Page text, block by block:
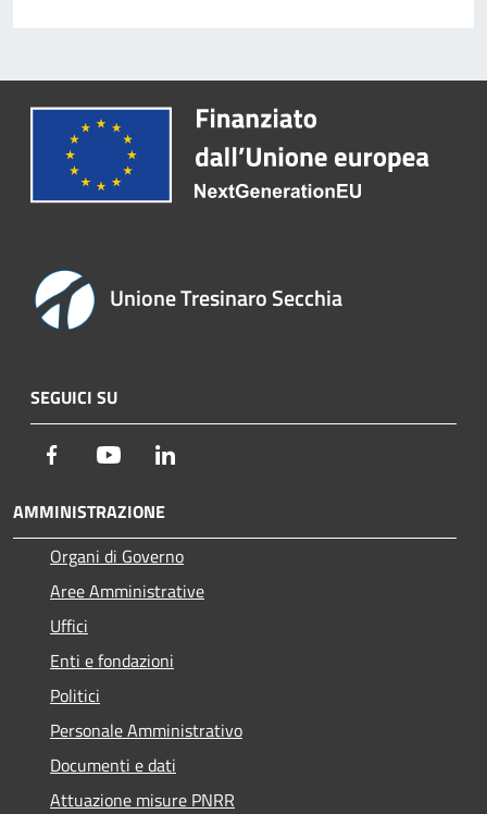
Unione Tresinaro Secchia
SEGUICI SU
Facebook Youtube
AMMINISTRAZIONE
Organi di Governo
Aree Amministrative
Uffici
Enti e fondazioni
Politici
Personale Amministrativo
Documenti e dati
Attuazione misure PNRR